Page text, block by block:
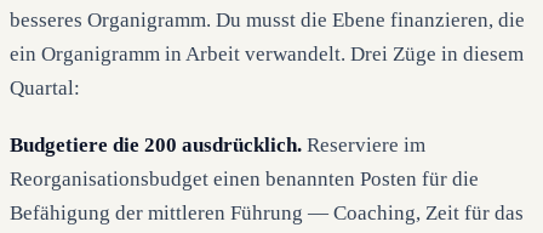
besseres Organigramm. Du musst die Ebene finanzieren, die
ein Organigramm in Arbeit verwandelt. Drei Züge in diesem
Quartal:
Budgetiere die 200 ausdrücklich. Reserviere im
Reorganisationsbudget einen benannten Posten für die
Befähigung der mittleren Führung — Coaching, Zeit für das